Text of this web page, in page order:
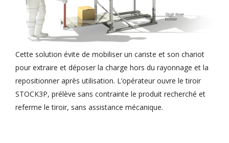
Cette solution évite de mobiliser un cariste et son chariot
pour extraire et déposer la charge hors du rayonnage et la
repositionner après utilisation. L’opérateur ouvre le tiroir
STOCK3P, prélève sans contrainte le produit recherché et
referme le tiroir, sans assistance mécanique.